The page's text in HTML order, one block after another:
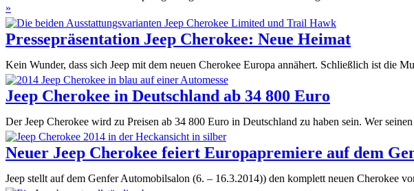
»
Jeep
Cherokee
Trailhawk:
mit
Lifestyle-
Ambitionen
Pressepräsentation Jeep Cherokee: Neue Heimat
Kein Wunder, dass sich Jeep mit dem neuen Cherokee Europa annähert. Schließlich ist die
Jeep Cherokee in Deutschland ab 34 800 Euro
Der Jeep Cherokee wird zu Preisen ab 34 800 Euro in Deutschland zu haben sein. Wer
Neuer Jeep Cherokee feiert Europapremiere auf dem
Jeep stellt auf dem Genfer Automobilsalon (6. – 16.3.2014)) den komplett neuen Cherokee